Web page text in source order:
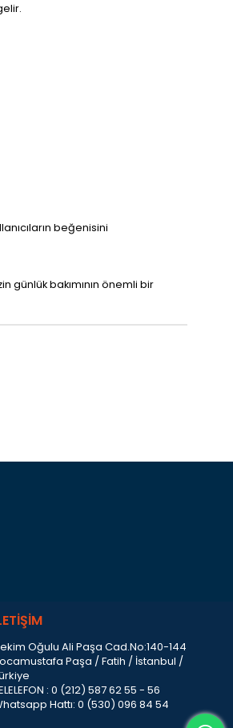
beğenisini
günlük bakımının önemli bir
Oğulu Ali Paşa Cad.No:140-144
Paşa / Fatih / İstanbul /
: 0 (212) 587 62 55 - 56
Hattı: 0 (530) 096 84 54